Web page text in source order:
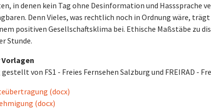
in denen kein Tag ohne Desinformation und Hasssprache
Denn Vieles, was rechtlich noch in Ordnung wäre,
positiven Gesellschaftsklima bei. Ethische Maßstäbe zu
Stunde.
von FS1 - Freies Fernsehen Salzburg und FREIRAD -
(docx)
(docx)